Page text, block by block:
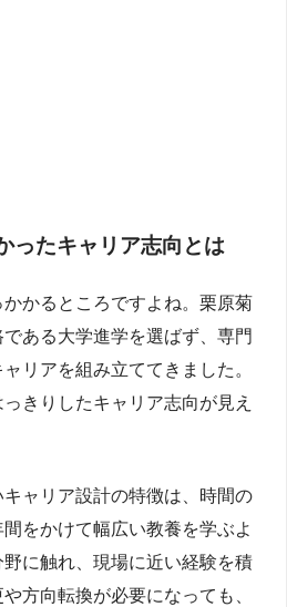
ったキャリア志向とは
かるところですよね。栗原菊
ある大学進学を選ばず、専門
リアを組み立ててきました。
きりしたキャリア志向が見え
ャリア設計の特徴は、時間の
をかけて幅広い教養を学ぶよ
に触れ、現場に近い経験を積
方向転換が必要になっても、